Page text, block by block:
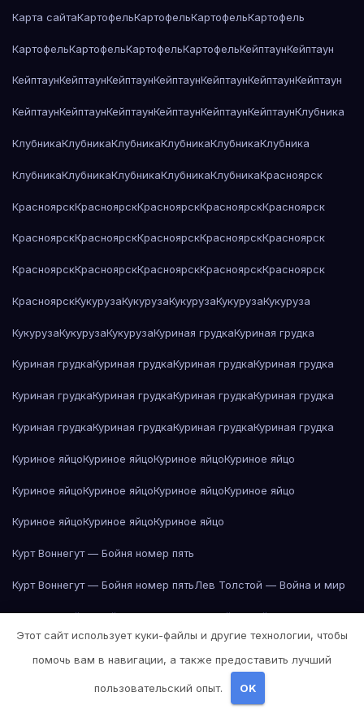
Карта сайтаКартофельКартофельКартофельКартофель
КартофельКартофельКартофельКартофельКейптаунКейптаун
КейптаунКейптаунКейптаунКейптаунКейптаунКейптаунКейптаун
КейптаунКейптаунКейптаунКейптаунКейптаунКейптаунКлубника
КлубникаКлубникаКлубникаКлубникаКлубникаКлубника
КлубникаКлубникаКлубникаКлубникаКлубникаКрасноярск
КрасноярскКрасноярскКрасноярскКрасноярскКрасноярск
КрасноярскКрасноярскКрасноярскКрасноярскКрасноярск
КрасноярскКрасноярскКрасноярскКрасноярскКрасноярск
КрасноярскКукурузаКукурузаКукурузаКукурузаКукуруза
КукурузаКукурузаКукурузаКуриная грудкаКуриная грудка
Куриная грудкаКуриная грудкаКуриная грудкаКуриная грудка
Куриная грудкаКуриная грудкаКуриная грудкаКуриная грудка
Куриная грудкаКуриная грудкаКуриная грудкаКуриная грудка
Куриное яйцоКуриное яйцоКуриное яйцоКуриное яйцо
Куриное яйцоКуриное яйцоКуриное яйцоКуриное яйцо
Куриное яйцоКуриное яйцоКуриное яйцо
Курт Воннегут — Бойня номер пять
Курт Воннегут — Бойня номер пятьЛев Толстой — Война и мир
Лев Толстой — Война и мирЛев Толстой — Война и мир
Этот сайт использует куки-файлы и другие технологии, чтобы
помочь вам в навигации, а также предоставить лучший
пользовательский опыт. OK